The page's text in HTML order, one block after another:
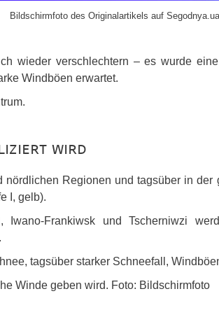
Bildschirmfoto des Originalartikels auf Segodnya.ua
wieder verschlechtern – es wurde
Windböen erwartet.
wird
nördlichen Regionen und tagsüber in
I, gelb).
Iwano-Frankiwsk und Tscherniwzi
tagsüber starker Schneefall,
Winde geben wird. Foto: Bildschirmfoto